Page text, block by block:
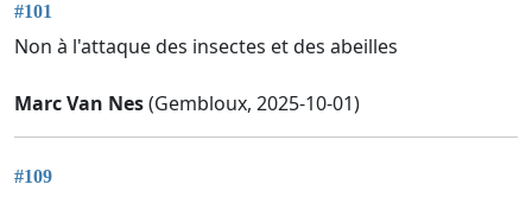
#101
Non à l'attaque des insectes et des abeilles
Marc Van Nes(Gembloux, 2025-10-01)
#109